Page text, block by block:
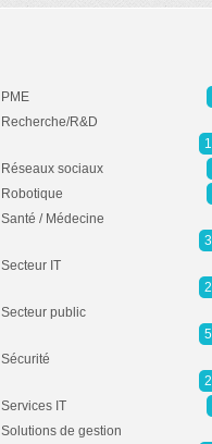
PME
Recherche/R&D
Réseaux sociaux
Robotique
Santé / Médecine
Secteur IT
Secteur public
Sécurité
Services IT
Solutions de gestion